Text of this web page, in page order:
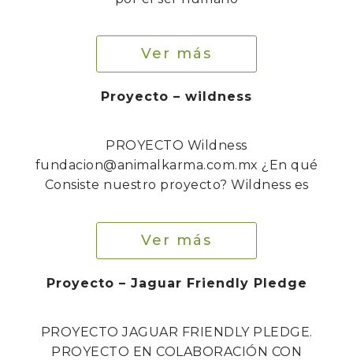
Ver más
Proyecto – wildness
PROYECTO Wildness
fundacion@animalkarma.com.mx ¿En qué
Consiste nuestro proyecto? Wildness es
Ver más
Proyecto – Jaguar Friendly Pledge
PROYECTO JAGUAR FRIENDLY PLEDGE.
PROYECTO EN COLABORACIÓN CON